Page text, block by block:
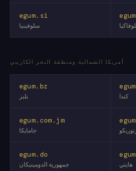
egum.si
سلوفينيا
أمريكا الشمالية ومنطقة البحر الكاريبي
egum.bz
بليز كندا
egum.com.jm
جامايكا
egum.do
جمهورية الدومينيكان هايتي